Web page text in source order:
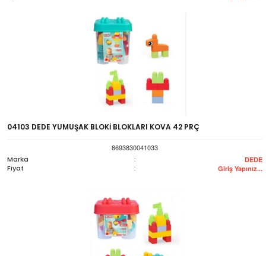
04103 DEDE YUMUŞAK BLOKİ BLOKLARI KOVA 42 PRÇ
8693830041033
Marka
: DEDE
Fiyat : Giriş Yapınız...